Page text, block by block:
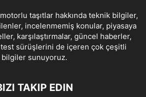
taşıtlar hakkında teknik bilgiler,
incelenmemiş konular, piyasaya
karşılaştırmalar, güncel haberler,
sürüşlerini de içeren çok çeşitli
bilgiler sunuyoruz.
TAKIP EDIN